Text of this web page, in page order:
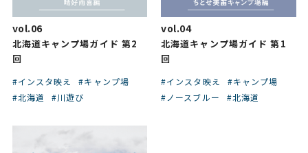
vol.06
北海道キャンプ場ガイド 第2
回
#インスタ映え
#キャンプ場
#北海道
#川遊び
vol.04
北海道キャンプ場ガイド 第1
回
#インスタ映え
#キャンプ場
#ノースブルー
#北海道